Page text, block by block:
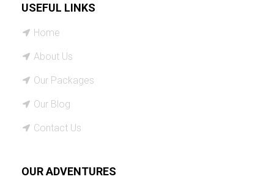
USEFUL LINKS
Home
About Us
Our Packages
Our Blog
Contact Us
OUR ADVENTURES